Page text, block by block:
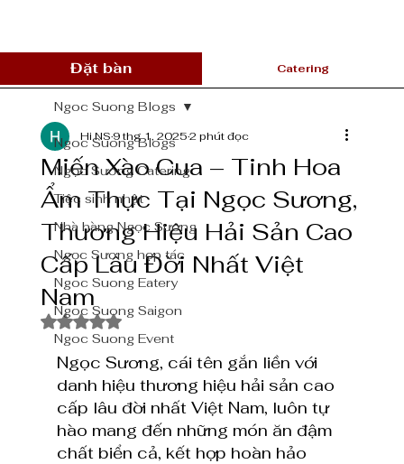
Catering
Đặt bàn
Ngoc Suong Blogs
Ngọc Sương Catering
Tiệc sinh nhật
Nhà hàng Ngọc Sương
Ngọc Sương hợp tác
Ngoc Suong Eatery
Ngoc Suong Saigon
Ngoc Suong Event
Ngoc Suong Blogs
Miến Xào Cua – Tinh Hoa
Ẩm Thực Tại Ngọc Sương,
Thương Hiệu Hải Sản Cao
Cấp Lâu Đời Nhất Việt
Nam
Hi NS9 thg 1, 20252 phút đọc
Đã xếp hạng NaN/5 sao.
Ngọc Sương, cái tên gắn liền với
danh hiệu thương hiệu hải sản cao
cấp lâu đời nhất Việt Nam, luôn tự
hào mang đến những món ăn đậm
chất biển cả, kết hợp hoàn hảo